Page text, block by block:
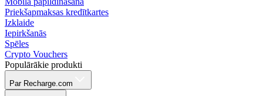
Priekšapmaksas kredītkartes
Izklaide
Iepirkšanās
Spēles
Crypto Vouchers
Populārākie produkti
Par Recharge.com